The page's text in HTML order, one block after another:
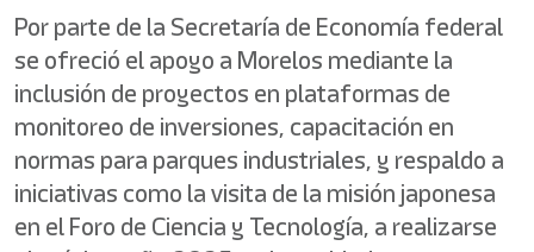
Por parte de la Secretaría de Economía federal
se ofreció el apoyo a Morelos mediante la
inclusión de proyectos en plataformas de
monitoreo de inversiones, capacitación en
normas para parques industriales, y respaldo a
iniciativas como la visita de la misión japonesa
en el Foro de Ciencia y Tecnología, a realizarse